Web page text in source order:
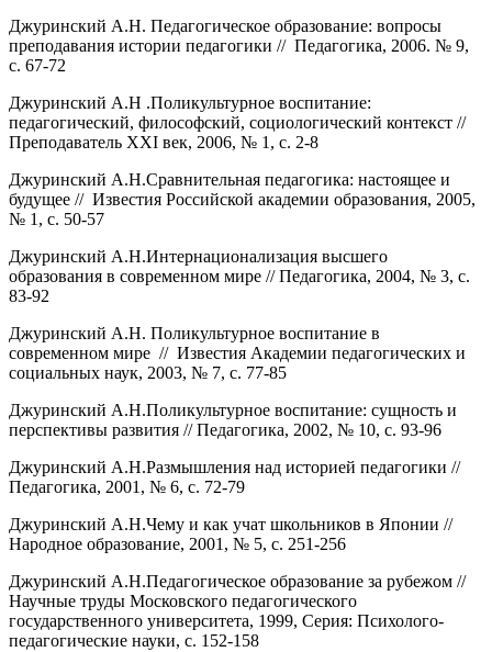
Джуринский А.Н. Педагогическое образование: вопросы
преподавания истории педагогики // Педагогика, 2006. № 9,
с. 67-72
Джуринский А.Н .Поликультурное воспитание:
педагогический, философский, социологический контекст //
Преподаватель XXI век, 2006, № 1, с. 2-8
Джуринский А.Н.Сравнительная педагогика: настоящее и
будущее // Известия Российской академии образования, 2005,
№ 1, с. 50-57
Джуринский А.Н.Интернационализация высшего
образования в современном мире // Педагогика, 2004, № 3, с.
83-92
Джуринский А.Н. Поликультурное воспитание в
современном мире // Известия Академии педагогических и
социальных наук, 2003, № 7, с. 77-85
Джуринский А.Н.Поликультурное воспитание: сущность и
перспективы развития // Педагогика, 2002, № 10, с. 93-96
Джуринский А.Н.Размышления над историей педагогики //
Педагогика, 2001, № 6, с. 72-79
Джуринский А.Н.Чему и как учат школьников в Японии //
Народное образование, 2001, № 5, с. 251-256
Джуринский А.Н.Педагогическое образование за рубежом //
Научные труды Московского педагогического
государственного университета, 1999, Серия: Психолого-
педагогические науки, с. 152-158